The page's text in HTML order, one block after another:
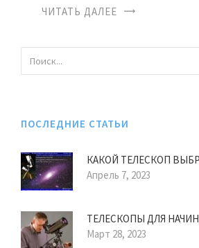
ЧИТАТЬ ДАЛЕЕ
ПОСЛЕДНИЕ СТАТЬИ
КАКОЙ ТЕЛЕСКОП
Апрель 7, 2023
ТЕЛЕСКОПЫ ДЛЯ
Март 28, 2023